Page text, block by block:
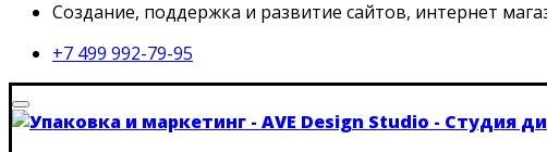
content
Создание, поддержка и развитие сайтов, интернет
+7 499 992-79-95